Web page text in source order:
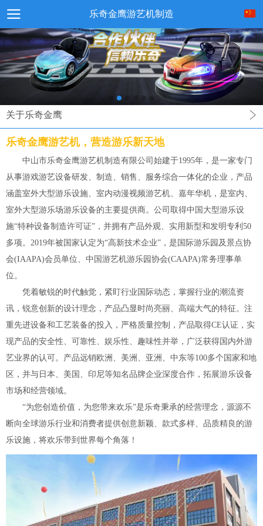
乐奇金鹰游艺机制造
关于乐奇金鹰
乐奇金鹰游艺机，营造游乐新天地
中山市乐奇金鹰游艺机制造有限公司始建于1995年，是一家专门
从事游戏游艺设备研发、制造、销售、服务综合一体化的企业，产品
涵盖室外大型游乐设施、室内动漫视频游艺机、嘉年华机，是室内、
室外大型游乐场游乐设备的主要提供商。公司取得中国大型游乐设
施“特种设备制造许可证”，并拥有产品外观、实用新型和发明专利50
多项。2019年被国家认定为“高新技术企业”，是国际游乐园及景点协
会(IAAPA)会员单位、中国游艺机游乐园协会(CAAPA)常务理事单
位。
凭着敏锐的时代触觉，紧盯行业国际动态，掌握行业的潮流资
讯，锐意创新的设计理念，产品凸显时尚亮丽、高端大气的特征。注
重先进设备和工艺装备的投入，严格质量控制，产品取得CE认证，实
现产品的安全性、可靠性、娱乐性、趣味性并举，广泛获得国内外游
艺业界的认可。产品远销欧洲、美洲、亚洲、中东等100多个国家和地
区，并与日本、美国、印尼等知名品牌企业深度合作，拓展游乐设备
市场和经营领域。
“为您创造价值，为您带来欢乐”是乐奇秉承的经营理念，源源不
断向全球游乐行业和消费者提供创意新颖、款式多样、品质精良的游
乐设施，将欢乐带到世界每个角落！